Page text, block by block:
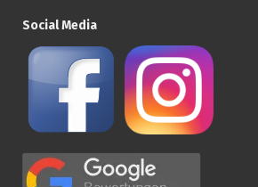
Social Media